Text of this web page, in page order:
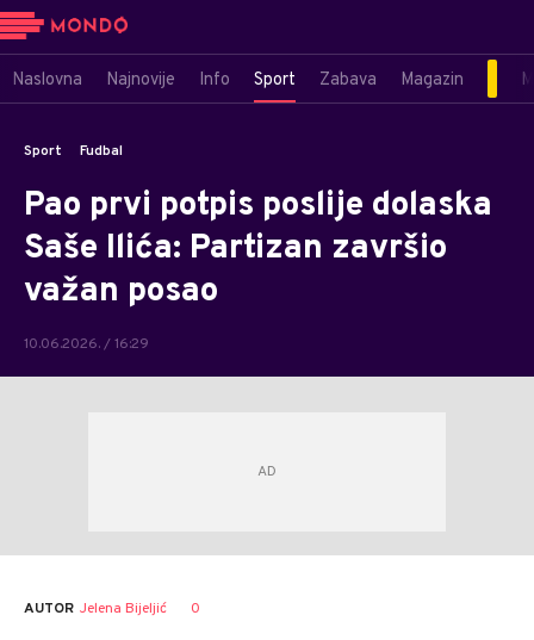
Naslovna Najnovije Info Sport Zabava Magazin
Sport Fudbal
Pao prvi potpis poslije dolaska
Saše Ilića: Partizan završio
važan posao
10.06.2026. / 16:29
AUTOR Jelena Bijeljić 0